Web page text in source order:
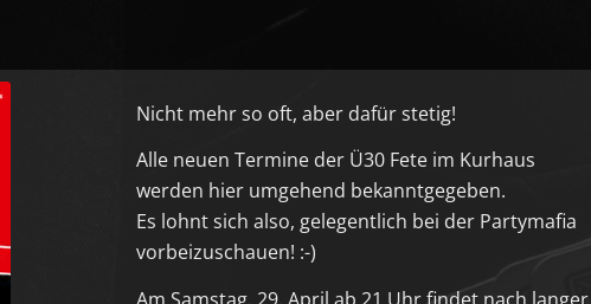
Nicht mehr so oft, aber dafür stetig!
Alle neuen Termine der Ü30 Fete im Kurhaus
werden hier umgehend bekanntgegeben.
Es lohnt sich also, gelegentlich bei der Partymafia
vorbeizuschauen! :-)